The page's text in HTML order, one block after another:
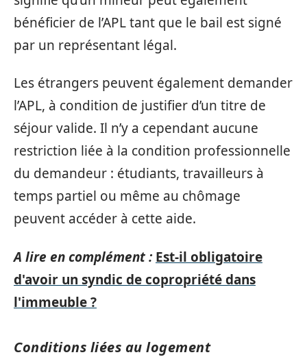
bénéficier de l’APL tant que le bail est signé
par un représentant légal.
Les étrangers peuvent également demander
l’APL, à condition de justifier d’un titre de
séjour valide. Il n’y a cependant aucune
restriction liée à la condition professionnelle
du demandeur : étudiants, travailleurs à
temps partiel ou même au chômage
peuvent accéder à cette aide.
A lire en complément : Est-il obligatoire
d'avoir un syndic de copropriété dans
l'immeuble ?
Conditions liées au logement